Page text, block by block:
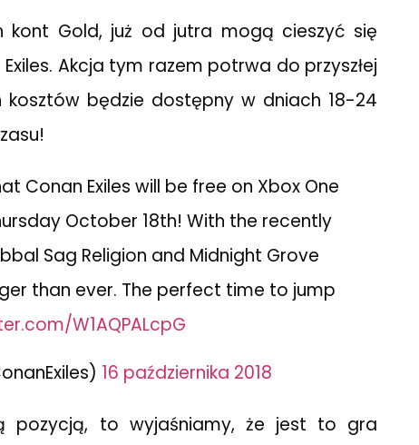
kont Gold, już od jutra mogą cieszyć się
Akcja tym razem potrwa do przyszłej
będzie dostępny w dniach 18-24
Conan Exiles will be free on Xbox One
October 18th! With the recently
Sag Religion and Midnight Grove
than ever. The perfect time to jump
W1AQPALcpG
16 października 2018
pozycją, to wyjaśniamy, że jest to gra